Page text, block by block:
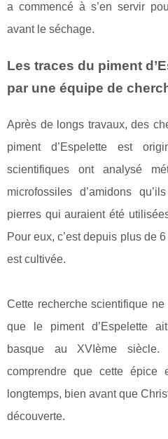
a commencé à s’en servir
avant le séchage.
Les traces du piment
par une équipe de
Après de longs travaux, des
piment d’Espelette est
scientifiques ont analysé
microfossiles d’amidons
pierres qui auraient été
Pour eux, c’est depuis plus de
est cultivée.
Cette recherche scientifique
que le piment d’Espelette
basque au XVIème
comprendre que cette épice
longtemps, bien avant que
découverte.